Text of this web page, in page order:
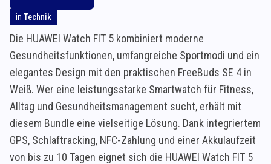
in Technik
Die HUAWEI Watch FIT 5 kombiniert moderne
Gesundheitsfunktionen, umfangreiche Sportmodi und ein
elegantes Design mit den praktischen FreeBuds SE 4 in
Weiß. Wer eine leistungsstarke Smartwatch für Fitness,
Alltag und Gesundheitsmanagement sucht, erhält mit
diesem Bundle eine vielseitige Lösung. Dank integriertem
GPS, Schlaftracking, NFC-Zahlung und einer Akkulaufzeit
von bis zu 10 Tagen eignet sich die HUAWEI Watch FIT 5